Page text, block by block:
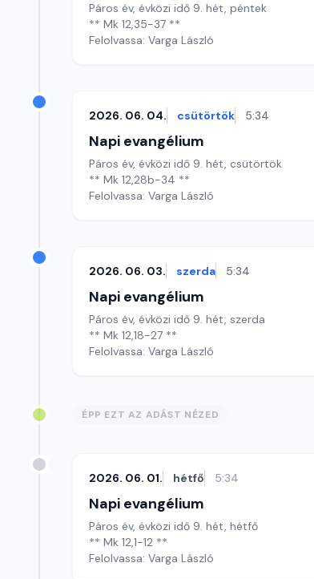
Páros év, évközi idő 9. hét, péntek
** Mk 12,35-37 **
Felolvassa: Varga László
2026. 06. 04. csütörtök 5:34
Napi evangélium
Páros év, évközi idő 9. hét, csütörtök
** Mk 12,28b-34 **
Felolvassa: Varga László
2026. 06. 03. szerda 5:34
Napi evangélium
Páros év, évközi idő 9. hét, szerda
** Mk 12,18-27 **
Felolvassa: Varga László
ÉPP EZT AZ ADÁST NÉZED
2026. 06. 01. hétfő 5:34
Napi evangélium
Páros év, évközi idő 9. hét, hétfő
** Mk 12,1-12 **
Felolvassa: Varga László